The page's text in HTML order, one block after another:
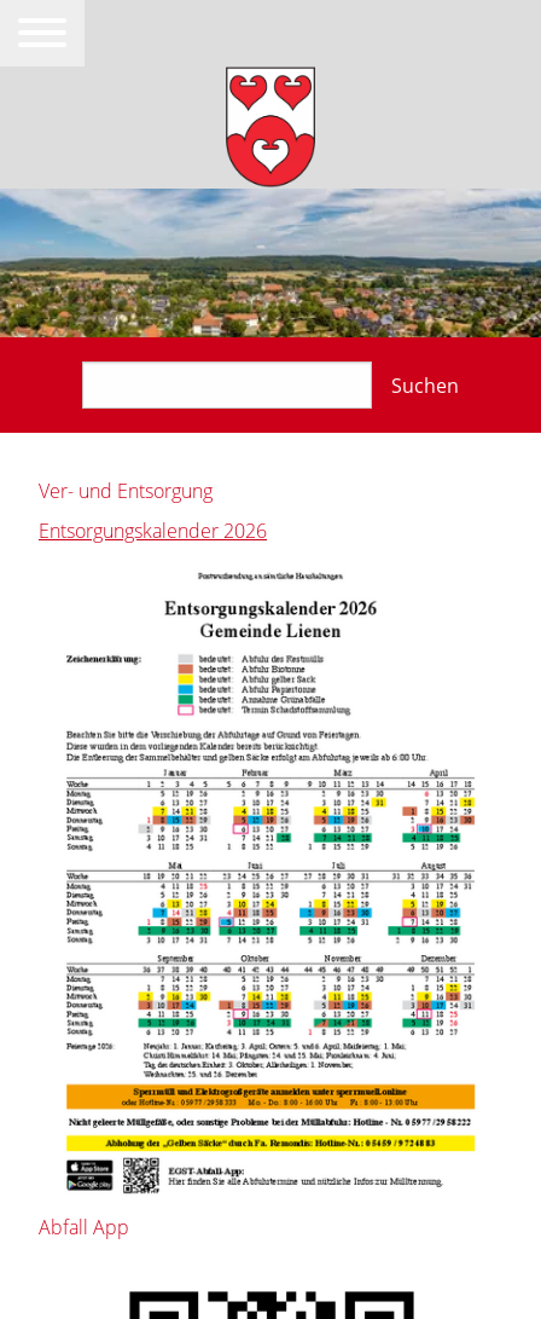
Suchen
Ver- und Entsorgung
Entsorgungskalender 2026
Abfall App